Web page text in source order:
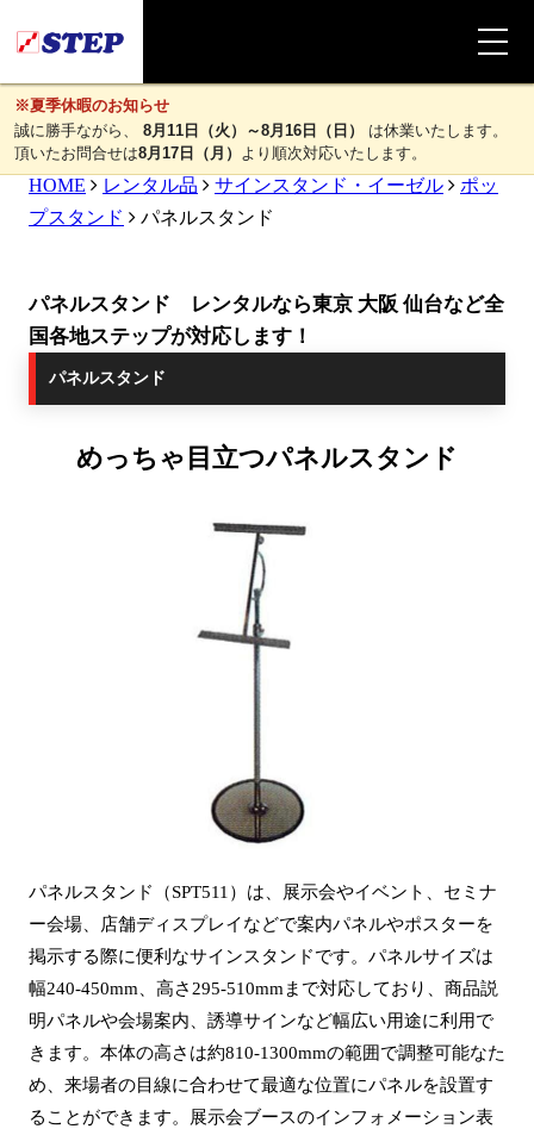
※夏季休暇のお知らせ
誠に勝手ながら、
8月11日（火）～8月16日（日） は休業いたします。
頂いたお問合せは8月17日（月） より順次対応いたします。
HOME レンタル品 サインスタンド・イーゼル
ポッ
プスタンド
パネルスタンド
パネルスタンド レンタルなら東京 大阪 仙台など全
国各地ステップが対応します！
パネルスタンド
めっちゃ目立つパネルスタンド
パネルスタンド（SPT511）は、展示会やイベント、セミナ
ー会場、店舗ディスプレイなどで案内パネルやポスターを
掲示する際に便利なサインスタンドです。パネルサイズは
幅240-450mm、高さ295-510mmまで対応しており、商品説
明パネルや会場案内、誘導サインなど幅広い用途に利用で
きます。本体の高さは約810-1300mmの範囲で調整可能なた
め、来場者の目線に合わせて最適な位置にパネルを設置す
ることができます。展示会ブースのインフォメーション表